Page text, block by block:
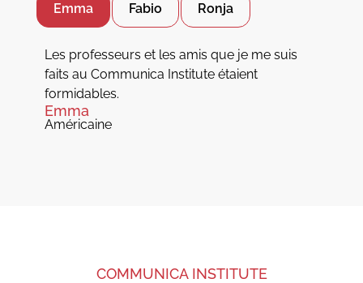
Emma Fabio Ronja
Les professeurs et les amis que je me suis
faits au Communica Institute étaient
formidables.
Emma
Américaine
COMMUNICA INSTITUTE